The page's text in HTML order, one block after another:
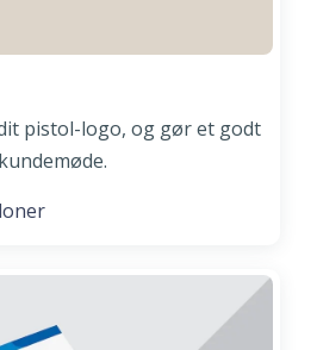
pistol-logo, og gør et godt